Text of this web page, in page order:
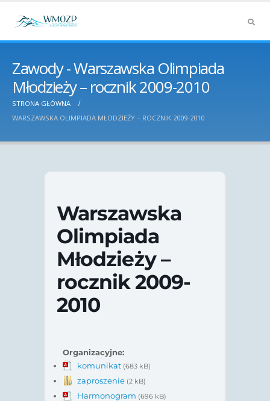
Zawody - Warszawska Olimpiada
Młodzieży – rocznik 2009-2010
STRONA GŁÓWNA
WARSZAWSKA OLIMPIADA MŁODZIEŻY – ROCZNIK 2009-2010
Warszawska
Olimpiada
Młodzieży –
rocznik 2009-
2010
Organizacyjne:
komunikat (683 kB)
zaproszenie (2 kB)
Harmonogram (696 kB)